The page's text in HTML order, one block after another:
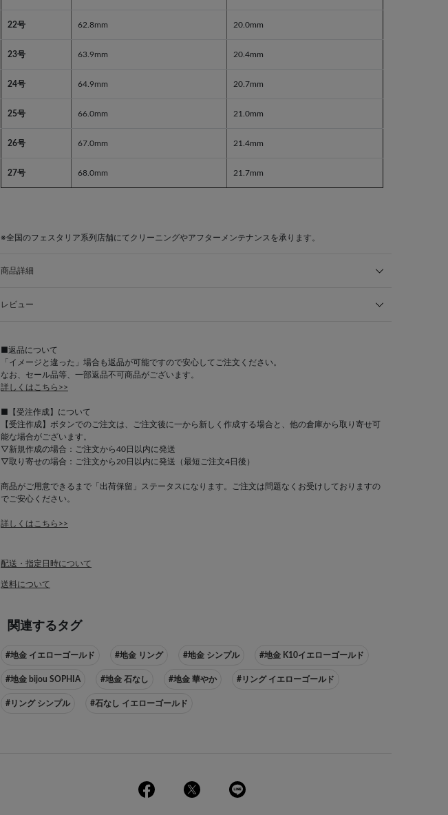
22号 62.8mm 20.0mm
23号 63.9mm 20.4mm
24号 64.9mm 20.7mm
25号 66.0mm 21.0mm
26号 67.0mm 21.4mm
27号 68.0mm 21.7mm
※全国のフェスタリア系列店舗にてクリーニングやアフターメンテナンスを承ります。
商品詳細
レビュー
■返品について
「イメージと違った」場合も返品が可能ですので安心してご注文ください。
なお、セール品等、一部返品不可商品がございます。
詳しくはこちら>>
■【受注作成】について
【受注作成】ボタンでのご注文は、ご注文後に一から新しく作成する場合と、他の倉庫から取り寄せ可
能な場合がございます。
▽新規作成の場合：ご注文から40日以内に発送
▽取り寄せの場合：ご注文から20日以内に発送（最短ご注文4日後）
商品がご用意できるまで「出荷保留」ステータスになります。ご注文は問題なくお受けしておりますの
でご安心ください。
詳しくはこちら>>
配送・指定日時について
送料について
関連するタグ
#地金 イエローゴールド #地金 リング #地金 シンプル #地金 K10イエローゴールド
#地金 bijou SOPHIA #地金 石なし #地金 華やか #リング イエローゴールド
#リング シンプル #石なし イエローゴールド